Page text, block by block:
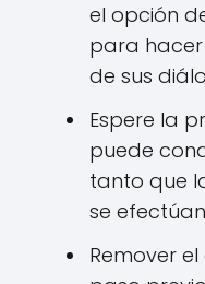
el opción
para
de sus
Espere la
puede
tanto que
se
Remover